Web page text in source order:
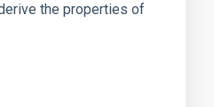
the properties of